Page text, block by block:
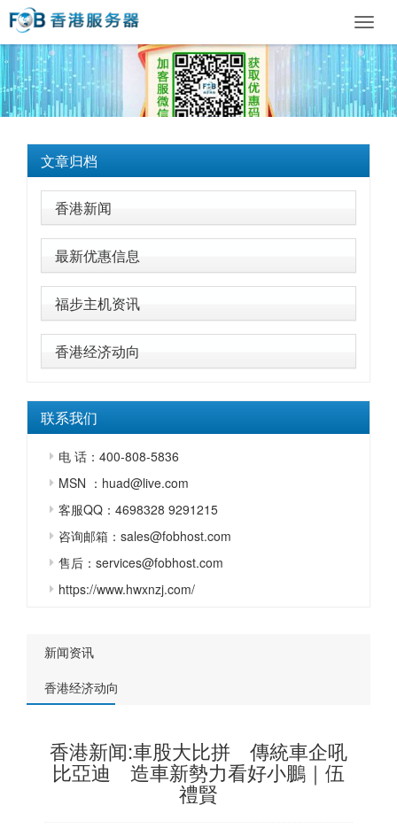
文章归档
香港新闻
最新优惠信息
福步主机资讯
香港经济动向
联系我们
电 话：400-808-5836
MSN ：huad@live.com
客服QQ：4698328 9291215
咨询邮箱：sales@fobhost.com
售后：services@fobhost.com
https://www.hwxnzj.com/
新闻资讯
香港经济动向
香港新闻:車股大比拼 傳統車企吼
比亞迪 造車新勢力看好小鵬｜伍
禮賢